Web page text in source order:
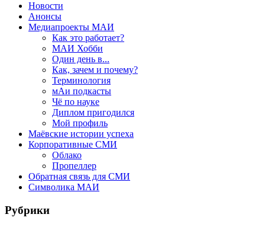
Новости
Анонсы
Медиапроекты МАИ
Как это работает?
МАИ Хобби
Один день в...
Как, зачем и почему?
Терминология
мАи подкасты
Чё по науке
Диплом пригодился
Мой профиль
Маёвские истории успеха
Корпоративные СМИ
Облако
Пропеллер
Обратная связь для СМИ
Символика МАИ
Рубрики